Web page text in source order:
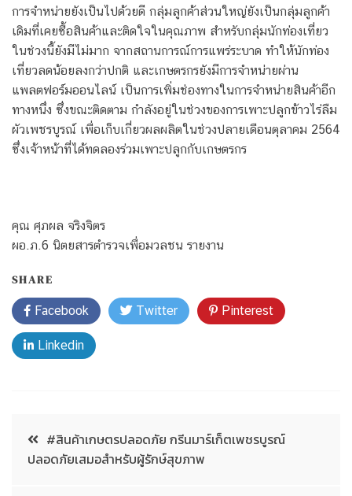
การจำหน่ายยังเป็นไปด้วยดี กลุ่มลูกค้าส่วนใหญ่ยังเป็นกลุ่มลูกค้า
เดิมที่เคยซื้อสินค้าและติดใจในคุณภาพ สำหรับกลุ่มนักท่องเที่ยว
ในช่วงนี้ยังมีไม่มาก จากสถานการณ์การแพร่ระบาด ทำให้นักท่อง
เที่ยวลดน้อยลงกว่าปกติ และเกษตรกรยังมีการจำหน่ายผ่าน
แพลตฟอร์มออนไลน์ เป็นการเพิ่มช่องทางในการจำหน่ายสินค้าอีก
ทางหนึ่ง ซึ่งขณะติดตาม กำลังอยู่ในช่วงของการเพาะปลูกข้าวไร่ลืม
ผัวเพชรบูรณ์ เพื่อเก็บเกี่ยวผลผลิตในช่วงปลายเดือนตุลาคม 2564
ซึ่งเจ้าหน้าที่ได้ทดลองร่วมเพาะปลูกกับเกษตรกร
คุณ ศุภผล จริงจิตร
ผอ.ภ.6 นิตยสารตำรวจเพื่อมวลชน รายงาน
SHARE
Facebook Twitter Pinterest
Linkedin
#สินค้าเกษตรปลอดภัย กรีนมาร์เก็ตเพชรบูรณ์
ปลอดภัยเสมอสำหรับผู้รักษ์สุขภาพ